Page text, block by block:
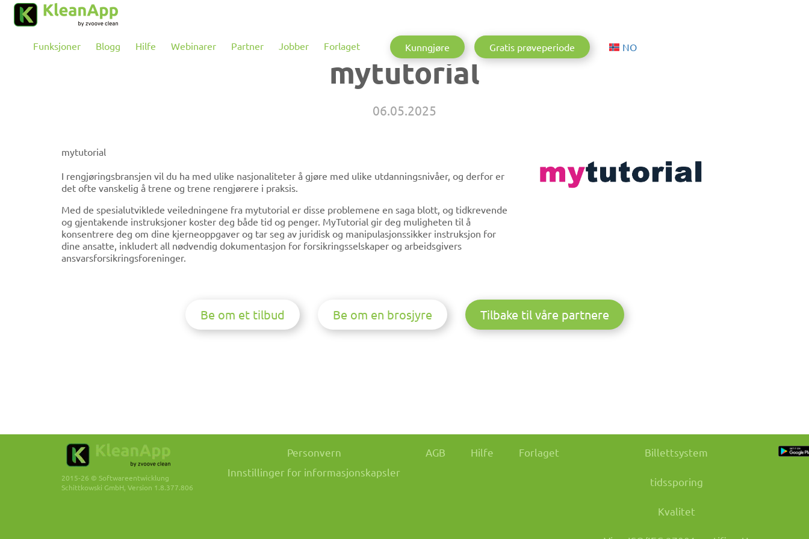
Hopp til hovedinnholdet
Funksjoner Blogg Hilfe Webinarer Partner Jobber Forlaget Kunngjøre Gratis prøveperiode NOAktuelle Sprache: Norsk
mytutorial
06.05.2025
mytutorial
I rengjøringsbransjen vil du ha med ulike nasjonaliteter å gjøre med ulike utdanningsnivåer, og derfor er
det ofte vanskelig å trene og trene rengjørere i praksis.
Med de spesialutviklede veiledningene fra mytutorial er disse problemene en saga blott, og tidkrevende
og gjentakende instruksjoner koster deg både tid og penger. MyTutorial gir deg muligheten til å
konsentrere deg om dine kjerneoppgaver og tar seg av juridisk og manipulasjonssikker instruksjon for
dine ansatte, inkludert all nødvendig dokumentasjon for forsikringsselskaper og arbeidsgivers
ansvarsforsikringsforeninger.
Be om et tilbud Be om en brosjyre Tilbake til våre partnere
2015-26 © Softwareentwicklung
Schittkowski GmbH, Version 1.8.377.806
Personvern
Innstillinger for informasjonskapsler
AGB Hilfe Forlaget Billettsystem
tidssporing
Kvalitet